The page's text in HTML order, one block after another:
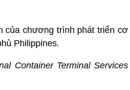
của chương trình phát triển cơ
Philippines.
Container Terminal Services